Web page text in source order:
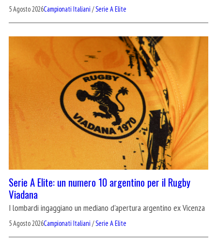
5 Agosto 2026Campionati Italiani /Serie A Elite
Serie A Elite: un numero 10 argentino per il Rugby
Viadana
I lombardi ingaggiano un mediano d'apertura argentino ex Vicenza
5 Agosto 2026Campionati Italiani /Serie A Elite